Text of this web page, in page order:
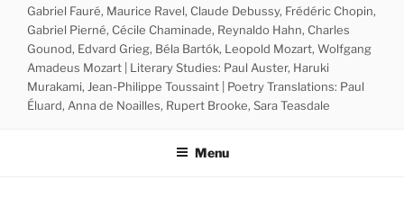
Gabriel Fauré, Maurice Ravel, Claude Debussy, Frédéric Chopin,
Gabriel Pierné, Cécile Chaminade, Reynaldo Hahn, Charles
Gounod, Edvard Grieg, Béla Bartók, Leopold Mozart, Wolfgang
Amadeus Mozart | Literary Studies: Paul Auster, Haruki
Murakami, Jean-Philippe Toussaint | Poetry Translations: Paul
Éluard, Anna de Noailles, Rupert Brooke, Sara Teasdale
Menu